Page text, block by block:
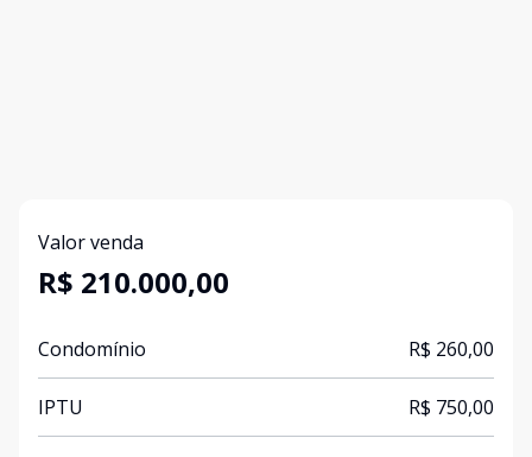
Valor venda
R$ 210.000,00
Condomínio R$ 260,00
IPTU R$ 750,00